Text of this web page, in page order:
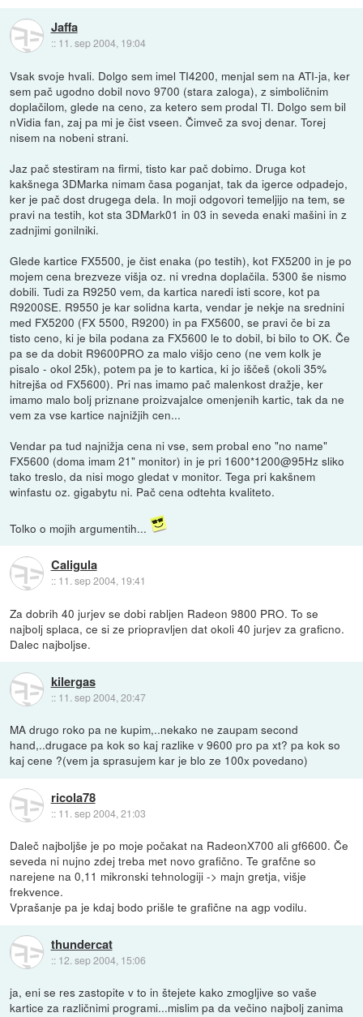
Jaffa
:: 11. sep 2004, 19:04
Vsak svoje hvali. Dolgo sem imel TI4200, menjal sem na ATI-ja, ker
sem pač ugodno dobil novo 9700 (stara zaloga), z simboličnim
doplačilom, glede na ceno, za ketero sem prodal TI. Dolgo sem bil
nVidia fan, zaj pa mi je čist vseen. Čimveč za svoj denar. Torej
nisem na nobeni strani.
Jaz pač stestiram na firmi, tisto kar pač dobimo. Druga kot
kakšnega 3DMarka nimam časa poganjat, tak da igerce odpadejo,
ker je pač dost drugega dela. In moji odgovori temeljijo na tem, se
pravi na testih, kot sta 3DMark01 in 03 in seveda enaki mašini in z
zadnjimi gonilniki.
Glede kartice FX5500, je čist enaka (po testih), kot FX5200 in je po
mojem cena brezveze višja oz. ni vredna doplačila. 5300 še nismo
dobili. Tudi za R9250 vem, da kartica naredi isti score, kot pa
R9200SE. R9550 je kar solidna karta, vendar je nekje na srednini
med FX5200 (FX 5500, R9200) in pa FX5600, se pravi če bi za
tisto ceno, ki je bila podana za FX5600 le to dobil, bi bilo to OK. Če
pa se da dobit R9600PRO za malo višjo ceno (ne vem kolk je
pisalo - okol 25k), potem pa je to kartica, ki jo iščeš (okoli 35%
hitrejša od FX5600). Pri nas imamo pač malenkost dražje, ker
imamo malo bolj priznane proizvajalce omenjenih kartic, tak da ne
vem za vse kartice najnižjih cen...
Vendar pa tud najnižja cena ni vse, sem probal eno "no name"
FX5600 (doma imam 21" monitor) in je pri 1600*1200@95Hz sliko
tako treslo, da nisi mogo gledat v monitor. Tega pri kakšnem
winfastu oz. gigabytu ni. Pač cena odtehta kvaliteto.
Tolko o mojih argumentih...
Caligula
:: 11. sep 2004, 19:41
Za dobrih 40 jurjev se dobi rabljen Radeon 9800 PRO. To se
najbolj splaca, ce si ze priopravljen dat okoli 40 jurjev za graficno.
Dalec najboljse.
kilergas
:: 11. sep 2004, 20:47
MA drugo roko pa ne kupim,..nekako ne zaupam second
hand,..drugace pa kok so kaj razlike v 9600 pro pa xt? pa kok so
kaj cene ?(vem ja sprasujem kar je blo ze 100x povedano)
ricola78
:: 11. sep 2004, 21:03
Daleč najboljše je po moje počakat na RadeonX700 ali gf6600. Če
seveda ni nujno zdej treba met novo grafično. Te grafčne so
narejene na 0,11 mikronski tehnologiji -> majn gretja, višje
frekvence.
Vprašanje pa je kdaj bodo prišle te grafične na agp vodilu.
thundercat
:: 12. sep 2004, 15:06
ja, eni se res zastopite v to in štejete kako zmogljive so vaše
kartice za različnimi programi...mislim pa da večino najbolj zanima